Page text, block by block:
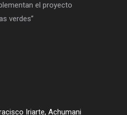
el proyecto
verdes”
Iriarte, Achumani